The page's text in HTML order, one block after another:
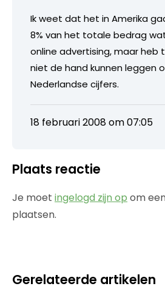
Ik weet dat het in Amerika
8% van het totale bedrag
online advertising, maar heb
niet de hand kunnen leggen
Nederlandse cijfers.
18 februari 2008 om 07:05
Plaats reactie
Je moet ingelogd zijn op om
plaatsen.
Gerelateerde artikelen